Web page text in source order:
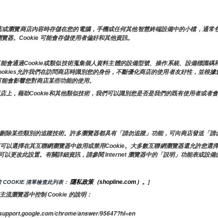
瀏覽商店內容時存儲在您的電腦，手機或任何其他智慧終端設備中的小檔，通
器。Cookie 可能會存儲使用者偏好和其他資訊。
會通過Cookie或類似技術蒐集個人資料主體的設備型號、操作系統、設備標識
允許我們在訪問商店時識別您的身份，不斷優化商店的使用者友好性，並根
會影響您對商店某些功能的使用。
上，藉助Cookie和其他類似技術，我們可以識別您是否是我們的既有使用者或者
除某些類別的追蹤技術。許多瀏覽器都具有「請勿追蹤」功能，可向商店發送「請
以選擇在其互聯網瀏覽器中啟用或禁用Cookie。大多數互聯網瀏覽器還允許您
以更改此設置。有關詳細資訊，請參閱 Internet 瀏覽器中的「説明」功能表或設備
清單檢查此列表： 隱私政策（shopline.com）。 ]
流瀏覽器中控制 Cookie 的說明：
chrome/answer/95647?hl=en